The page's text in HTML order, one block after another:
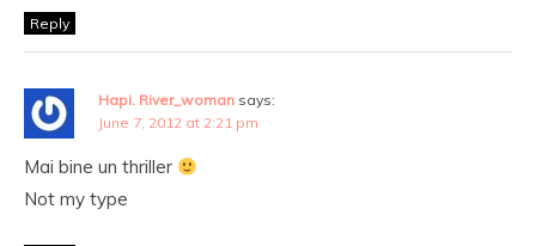
Reply
Hapi. River_woman says:
June 7, 2012 at 2:21 pm
Mai bine un thriller
Not my type